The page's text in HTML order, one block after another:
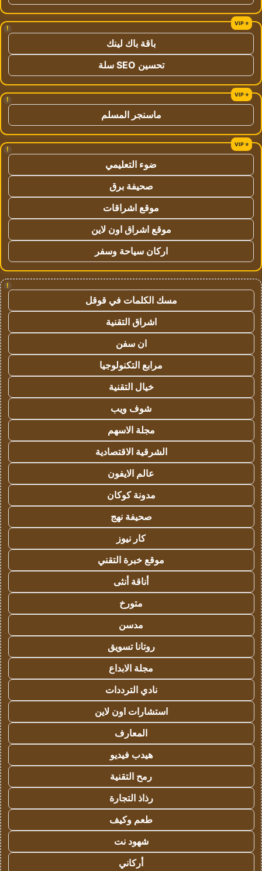
!
باقة باك لينك
تحسين SEO سلة
!
ماسنجر المسلم
!
ضوء التعليمي
صحيفة برق
موقع اشراقات
موقع اشراق اون لاين
اركان سياحة وسفر
!
مسك الكلمات في قوقل
اشراق التقنية
ان سفن
مرابع التكنولوجيا
خيال التقنية
شوف ويب
مجلة الاسهم
الشرقية الاقتصادية
عالم الايفون
مدونة كوكان
صحيفة نهج
كار نيوز
موقع خبرة التقني
أناقة أنثى
متورخ
مدسن
روتانا تسويق
مجلة الابداع
نادي الترددات
استشارات اون لاين
المعارف
هيدب فيديو
رمح التقنية
رذاذ التجارة
طعم وكيف
شهود نت
أركاني